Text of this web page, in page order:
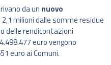
da un nuovo
milioni dalle somme residue
delle rendicontazioni
euro vengono
euro ai Comuni.